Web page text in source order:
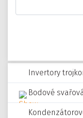
Invertory
Bodové